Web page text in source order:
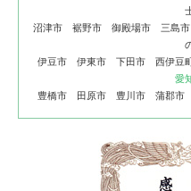
沼津市 裾野市 御殿場市 三島
伊豆市 伊東市 下田市 西伊豆
愛
豊橋市 田原市 豊川市 蒲郡